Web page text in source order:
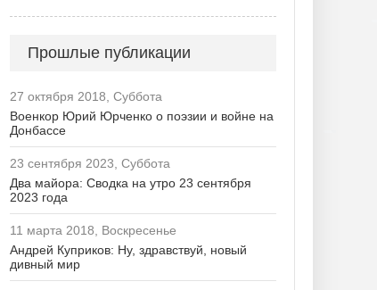
Прошлые публикации
27 октября 2018, Суббота
Военкор Юрий Юрченко о поэзии и войне на
Донбассе
23 сентября 2023, Суббота
Два майора: Сводка на утро 23 сентября
2023 года
11 марта 2018, Воскресенье
Андрей Куприков: Ну, здравствуй, новый
дивный мир